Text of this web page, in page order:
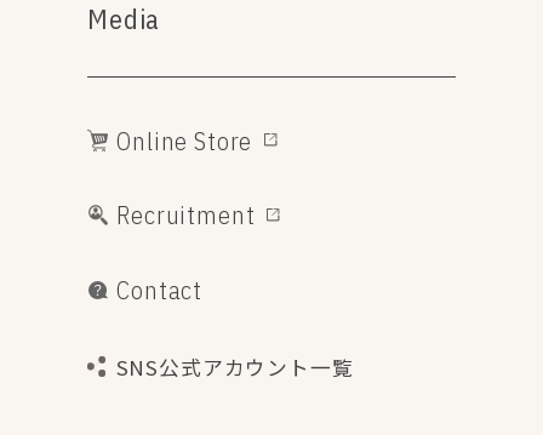
Online Store
Recruitment
Contact
SNS公式アカウント一覧
Media